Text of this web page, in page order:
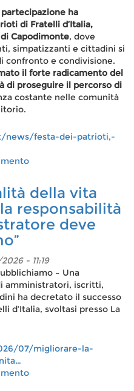
ha
di Fratelli d’Italia,
Capodimonte, dove
simpatizzanti e cittadini si
confronto e condivisione.
il forte radicamento del
di proseguire il percorso di
costante nelle comunità
news/festa-dei-patrioti,-
della vita
responsabilità
deve
- 11:19
– Una
amministratori, iscritti,
ha decretato il successo
d’Italia, svoltasi presso La
07/migliorare-la-